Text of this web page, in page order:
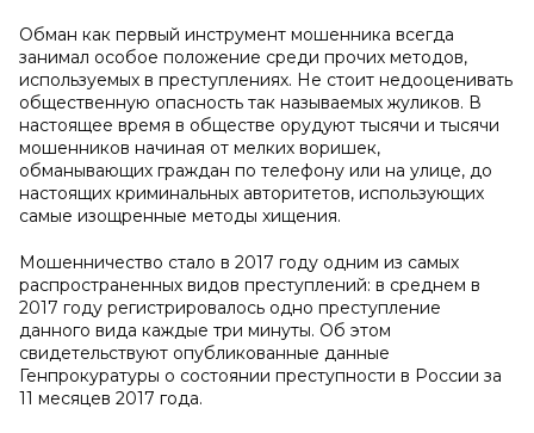
Обман как первый инструмент мошенника всегда
занимал особое положение среди прочих методов,
используемых в преступлениях. Не стоит недооценивать
общественную опасность так называемых жуликов. В
настоящее время в обществе орудуют тысячи и тысячи
мошенников начиная от мелких воришек,
обманывающих граждан по телефону или на улице, до
настоящих криминальных авторитетов, использующих
самые изощренные методы хищения.
Мошенничество стало в 2017 году одним из самых
распространенных видов преступлений: в среднем в
2017 году регистрировалось одно преступление
данного вида каждые три минуты. Об этом
свидетельствуют опубликованные данные
Генпрокуратуры о состоянии преступности в России за
11 месяцев 2017 года.